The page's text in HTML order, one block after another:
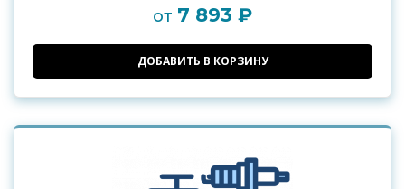
от 7 893 ₽
ДОБАВИТЬ В КОРЗИНУ